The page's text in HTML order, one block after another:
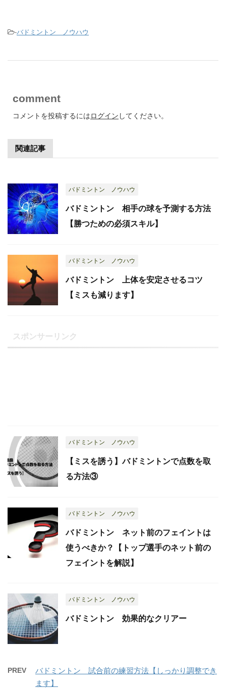
-バドミントン ノウハウ
comment
コメントを投稿するにはログイン してください。
関連記事
バドミントン ノウハウ
バドミントン 相手の球を予測する方法
【勝つための必須スキル】
バドミントン ノウハウ
バドミントン 上体を安定させるコツ
【ミスも減ります】
スポンサーリンク
バドミントン ノウハウ
【ミスを誘う】バドミントンで点数を取
る方法③
バドミントン ノウハウ
バドミントン ネット前のフェイントは
使うべきか？【トップ選手のネット前の
フェイントを解説】
バドミントン ノウハウ
バドミントン 効果的なクリアー
PREV
バドミントン 試合前の練習方法【しっかり調整でき
ます】